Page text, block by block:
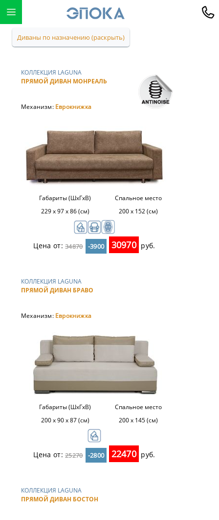
Диваны по назначению (раскрыть)
КОЛЛЕКЦИЯ LAGUNA
ПРЯМОЙ ДИВАН МОНРЕАЛЬ
Механизм: Еврокнижка
Габариты (ШхГхВ)
229 х 97 х 86 (см)
Спальное место
200 х 152 (см)
Цена от:34870 -3900 30970 руб.
КОЛЛЕКЦИЯ LAGUNA
ПРЯМОЙ ДИВАН БРАВО
Механизм: Еврокнижка
Габариты (ШхГхВ)
200 х 90 х 87 (см)
Спальное место
200 х 145 (см)
Цена от:25270 -2800 22470 руб.
КОЛЛЕКЦИЯ LAGUNA
ПРЯМОЙ ДИВАН БОСТОН